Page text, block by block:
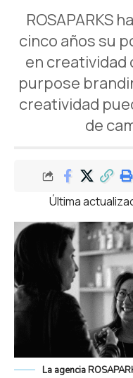
ROSAPARKS
cinco años su
en creatividad
purpose
creatividad
de
Última
La agencia